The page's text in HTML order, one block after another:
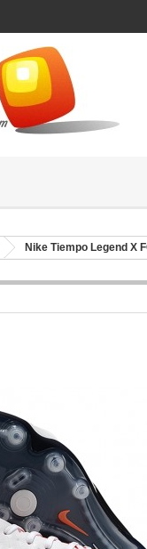
Nike Tiempo Legend X